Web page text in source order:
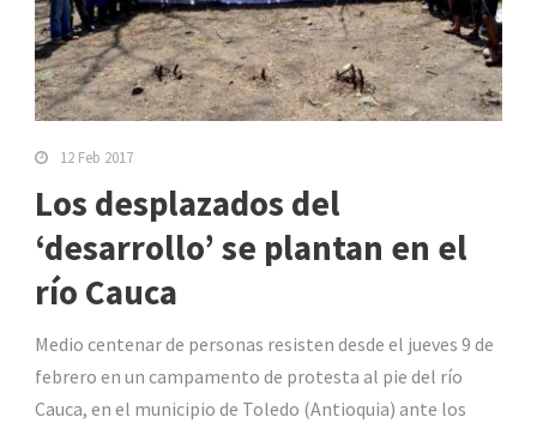
12 Feb 2017
Los desplazados del
‘desarrollo’ se plantan en el
río Cauca
Medio centenar de personas resisten desde el jueves 9 de
febrero en un campamento de protesta al pie del río
Cauca, en el municipio de Toledo (Antioquia) ante los